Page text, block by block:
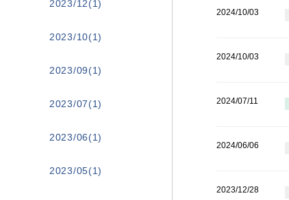
2023/12(1)
2023/10(1)
2023/09(1)
2023/07(1)
2023/06(1)
2023/05(1)
2024/10/03
2024/10/03
2024/07/11
2024/06/06
2023/12/28